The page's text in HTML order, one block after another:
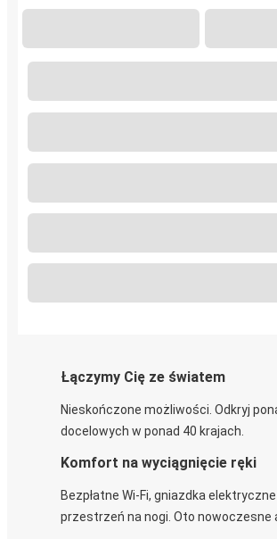
Łączymy Cię ze światem
Nieskończone możliwości. Odkryj
docelowych w ponad 40 krajach.
Komfort na wyciągnięcie ręki
Bezpłatne Wi-Fi, gniazdka
przestrzeń na nogi. Oto nowoczesne